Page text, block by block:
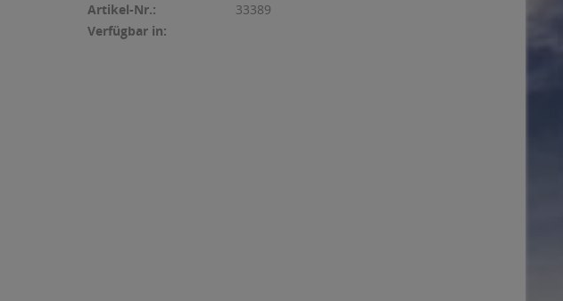
Artikel-Nr.:
33389
Verfügbar in: